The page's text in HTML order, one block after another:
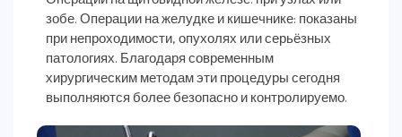
зобе. Операции на желудке и кишечнике: показаны
при непроходимости, опухолях или серьёзных
патологиях. Благодаря современным
хирургическим методам эти процедуры сегодня
выполняются более безопасно и контролируемо.